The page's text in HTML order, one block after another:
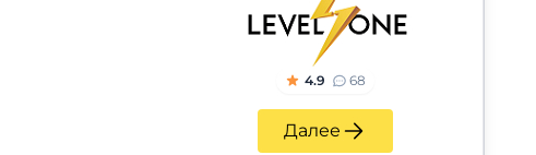
4.9 68
Далее